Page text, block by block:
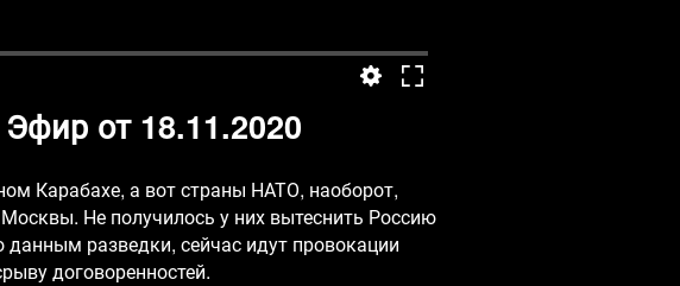
от 18.11.2020
Карабахе, а вот страны НАТО, наоборот,
Не получилось у них вытеснить Россию
разведки, сейчас идут провокации
договоренностей.